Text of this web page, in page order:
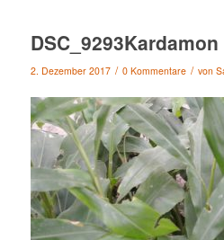
2. Dezember 2017 / 0 Kommentare / von